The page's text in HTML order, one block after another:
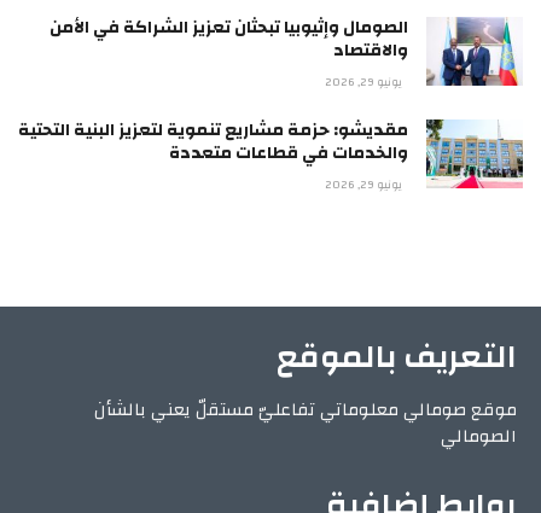
الصومال وإثيوبيا تبحثان تعزيز الشراكة في الأمن
والاقتصاد
يونيو 29, 2026
مقديشو: حزمة مشاريع تنموية لتعزيز البنية التحتية
والخدمات في قطاعات متعددة
يونيو 29, 2026
التعريف بالموقع
موقع صومالي معلوماتي تفاعليّ مستقلّ يعني بالشأن
الصومالي